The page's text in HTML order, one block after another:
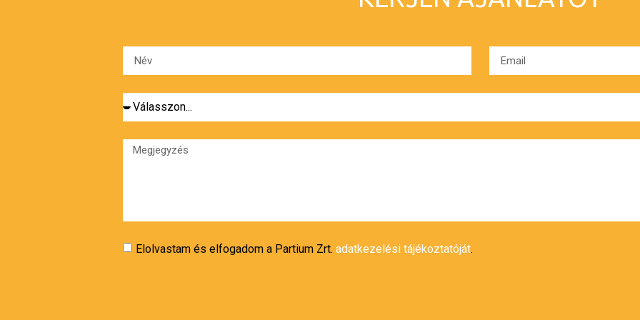
Elolvastam és elfogadom a Partium Zrt. adatkezelési tájékoztatóját.